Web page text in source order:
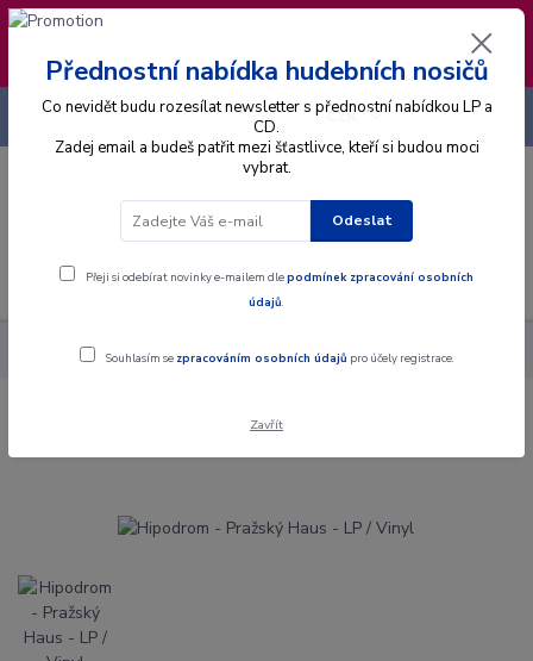
❣️ Od 4.8. do 13.8. čerpám dovolenou. Datum
expedice objednávek se posouvá na pátek
14.8.2026 🐋
Menu
CZK
+420 725 736 293
Alba Gramodesky Hipodrom - Pražský Haus - LP / Vinyl
Hipodrom - Pražský Haus - LP / Vinyl
Přednostní nabídka hudebních nosičů
Co nevidět budu rozesílat newsletter s přednostní nabídkou LP a
CD.
Zadej email a budeš patřit mezi šťastlivce, kteří si budou moci
vybrat.
Odeslat
Přeji si odebírat novinky e-mailem dlepodmínek zpracování osobních
údajů.
Souhlasím se zpracováním osobních údajů pro účely registrace.
Zavřít